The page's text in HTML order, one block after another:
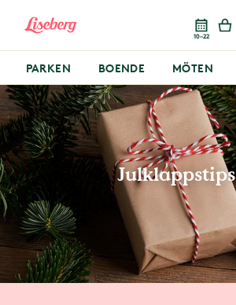
10–22
PARKEN BOENDE MÖTEN
Julklappstips